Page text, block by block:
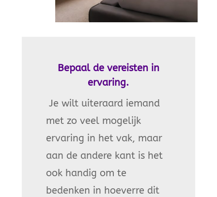
Bepaal de vereisten in
ervaring.
Je wilt uiteraard iemand
met zo veel mogelijk
ervaring in het vak, maar
aan de andere kant is het
ook handig om te
bedenken in hoeverre dit